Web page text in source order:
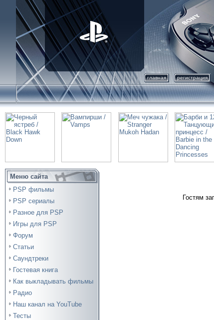
главная регистрация
Меню сайта
PSP фильмы
PSP сериалы
Разное для PSP
Игры для PSP
Форум
Статьи
Саундтреки
Гостевая книга
Как выкладывать фильмы
Радио
Наш канал на YouTube
Тесты
Гостям